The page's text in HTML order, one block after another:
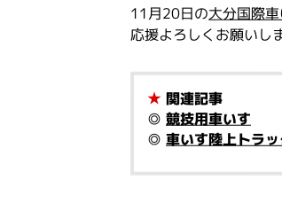
11月20日の大分国際
応援よろしくお願いし
★ 関連記事
◎競技用車いす
◎車いす陸上トラ